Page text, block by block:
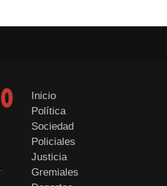
Inicio
Política
Sociedad
Policiales
Justicia
Gremiales